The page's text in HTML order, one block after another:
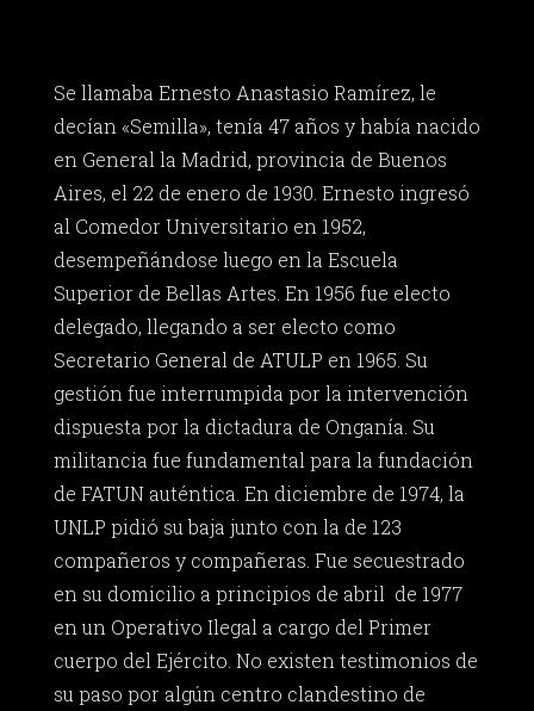
Se llamaba Ernesto Anastasio Ramírez, le
decían «Semilla», tenía 47 años y había nacido
en General la Madrid, provincia de Buenos
Aires, el 22 de enero de 1930. Ernesto ingresó
al Comedor Universitario en 1952,
desempeñándose luego en la Escuela
Superior de Bellas Artes. En 1956 fue electo
delegado, llegando a ser electo como
Secretario General de ATULP en 1965. Su
gestión fue interrumpida por la intervención
dispuesta por la dictadura de Onganía. Su
militancia fue fundamental para la fundación
de FATUN auténtica. En diciembre de 1974, la
UNLP pidió su baja junto con la de 123
compañeros y compañeras. Fue secuestrado
en su domicilio a principios de abril de 1977
en un Operativo Ilegal a cargo del Primer
cuerpo del Ejército. No existen testimonios de
su paso por algún centro clandestino de